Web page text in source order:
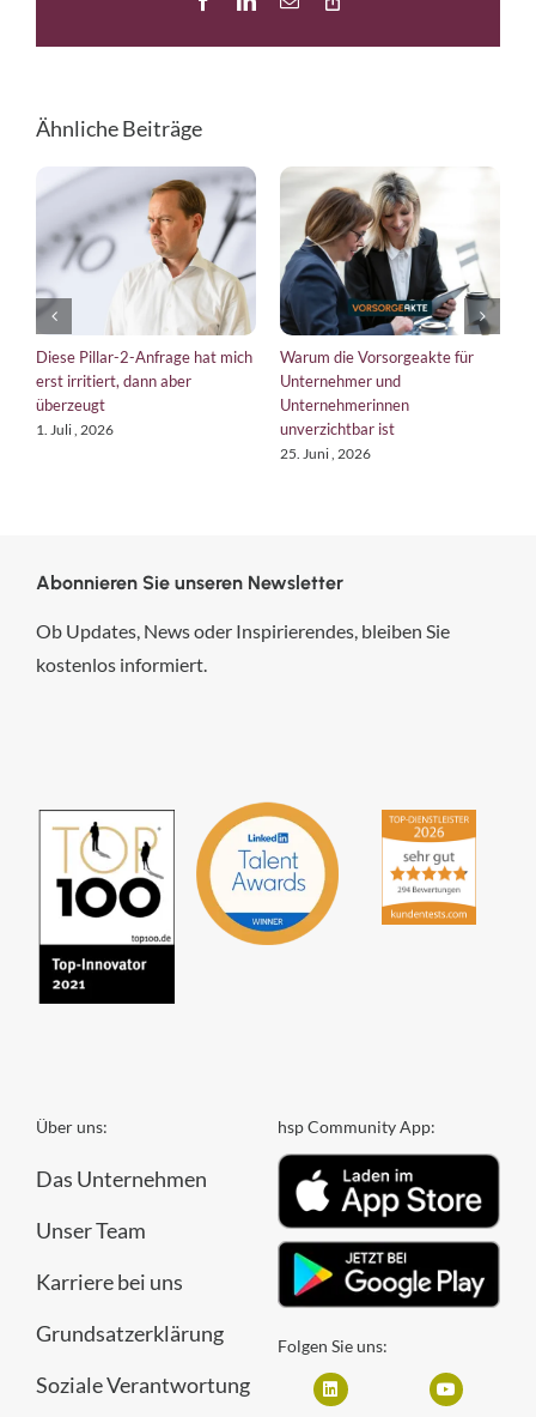
Ähnliche Beiträge
Diese Pillar-2-Anfrage hat mich
erst irritiert, dann aber
überzeugt
1. Juli , 2026
Warum die Vorsorgeakte für
Unternehmer und
Unternehmerinnen
unverzichtbar ist
25. Juni , 2026
Abonnieren Sie unseren Newsletter
Ob Updates, News oder Inspirierendes, bleiben Sie
kostenlos informiert.
Über uns:
Das Unternehmen
Unser Team
Karriere bei uns
Grundsatzerklärung
Soziale Verantwortung
hsp Community App:
Folgen Sie uns: